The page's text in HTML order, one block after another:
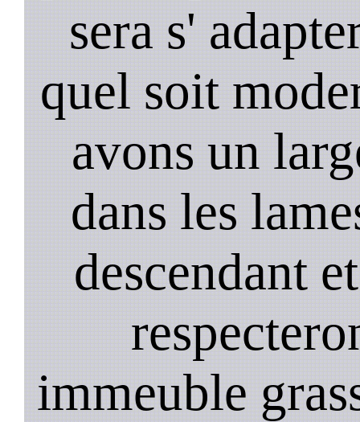
sera s'
quel soit
avons un
dans les
descendant
immeuble